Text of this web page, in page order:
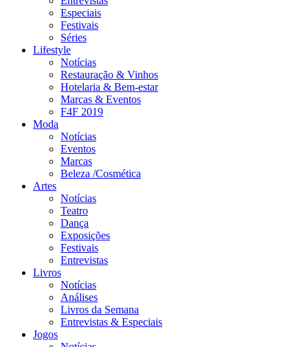
Especiais
Festivais
Séries
Lifestyle
Notícias
Restauração & Vinhos
Hotelaria & Bem-estar
Marcas & Eventos
F4F 2019
Moda
Notícias
Eventos
Marcas
Beleza /Cosmética
Artes
Notícias
Teatro
Dança
Exposições
Festivais
Entrevistas
Livros
Notícias
Análises
Livros da Semana
Entrevistas & Especiais
Jogos